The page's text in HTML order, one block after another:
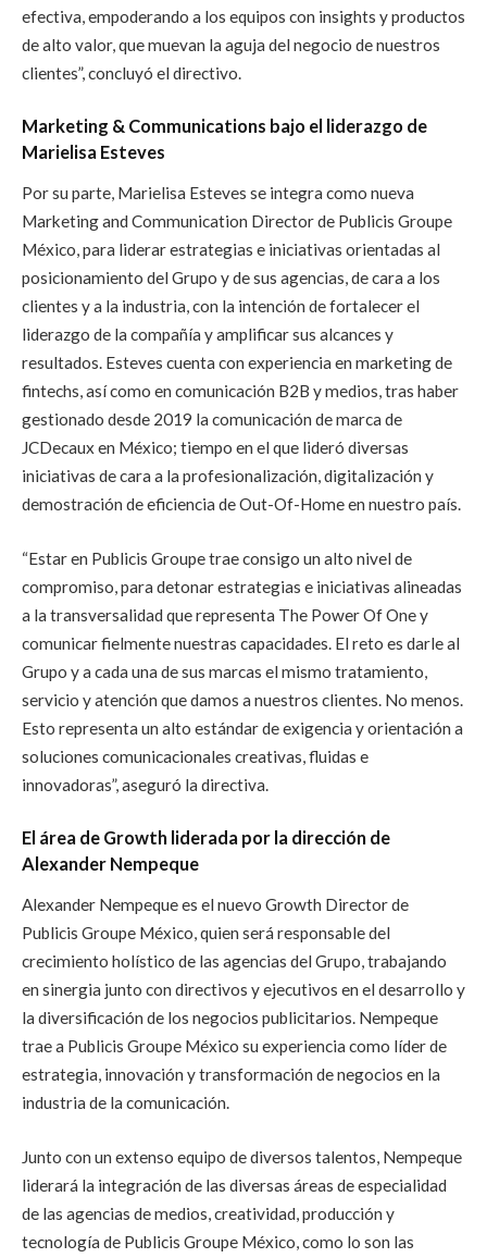
efectiva, empoderando a los equipos con insights y productos
de alto valor, que muevan la aguja del negocio de nuestros
clientes”, concluyó el directivo.
Marketing & Communications bajo el liderazgo de
Marielisa Esteves
Por su parte, Marielisa Esteves se integra como nueva
Marketing and Communication Director de Publicis Groupe
México, para liderar estrategias e iniciativas orientadas al
posicionamiento del Grupo y de sus agencias, de cara a los
clientes y a la industria, con la intención de fortalecer el
liderazgo de la compañía y amplificar sus alcances y
resultados. Esteves cuenta con experiencia en marketing de
fintechs, así como en comunicación B2B y medios, tras haber
gestionado desde 2019 la comunicación de marca de
JCDecaux en México; tiempo en el que lideró diversas
iniciativas de cara a la profesionalización, digitalización y
demostración de eficiencia de Out-Of-Home en nuestro país.
“Estar en Publicis Groupe trae consigo un alto nivel de
compromiso, para detonar estrategias e iniciativas alineadas
a la transversalidad que representa The Power Of One y
comunicar fielmente nuestras capacidades. El reto es darle al
Grupo y a cada una de sus marcas el mismo tratamiento,
servicio y atención que damos a nuestros clientes. No menos.
Esto representa un alto estándar de exigencia y orientación a
soluciones comunicacionales creativas, fluidas e
innovadoras”, aseguró la directiva.
El área de Growth liderada por la dirección de
Alexander Nempeque
Alexander Nempeque es el nuevo Growth Director de
Publicis Groupe México, quien será responsable del
crecimiento holístico de las agencias del Grupo, trabajando
en sinergia junto con directivos y ejecutivos en el desarrollo y
la diversificación de los negocios publicitarios. Nempeque
trae a Publicis Groupe México su experiencia como líder de
estrategia, innovación y transformación de negocios en la
industria de la comunicación.
Junto con un extenso equipo de diversos talentos, Nempeque
liderará la integración de las diversas áreas de especialidad
de las agencias de medios, creatividad, producción y
tecnología de Publicis Groupe México, como lo son las